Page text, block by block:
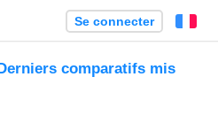
Se connecter
comparatifs mis